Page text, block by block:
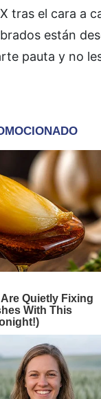
tras el cara a
están
pauta y no